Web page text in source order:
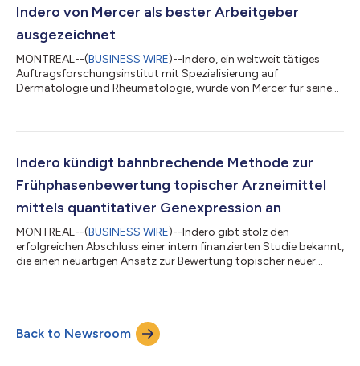
Patienten, die die VEDOSS-Kriterien erfüllen. Im Rahmen dieser
Studie wird eine Intervention in den frühesten Stadien d...
Indero von Mercer als bester Arbeitgeber
ausgezeichnet
MONTREAL--(BUSINESS WIRE)--Indero, ein weltweit tätiges
Auftragsforschungsinstitut mit Spezialisierung auf
Dermatologie und Rheumatologie, wurde von Mercer für seine
Engagement für die Schaffung einer Arbeitskultur, die von
geprägt ist, und ist überzeugt, dass diese Auszeichnung
unseren positiven Einfluss im Jahr 2025 widerspiegelt. Das...
Indero kündigt bahnbrechende Methode zur
Frühphasenbewertung topischer Arzneimittel
mittels quantitativer Genexpression an
MONTREAL--(BUSINESS WIRE)--Indero gibt stolz den
erfolgreichen Abschluss einer intern finanzierten Studie bekannt,
die einen neuartigen Ansatz zur Bewertung topischer neuer
Wirksamkeit von Medikamenten schnell und kostengünstig zu
bewerten. Dr. Robert Bissonnette, Executive Chairman und
Gründer von Indero, der die St...
Back to Newsroom